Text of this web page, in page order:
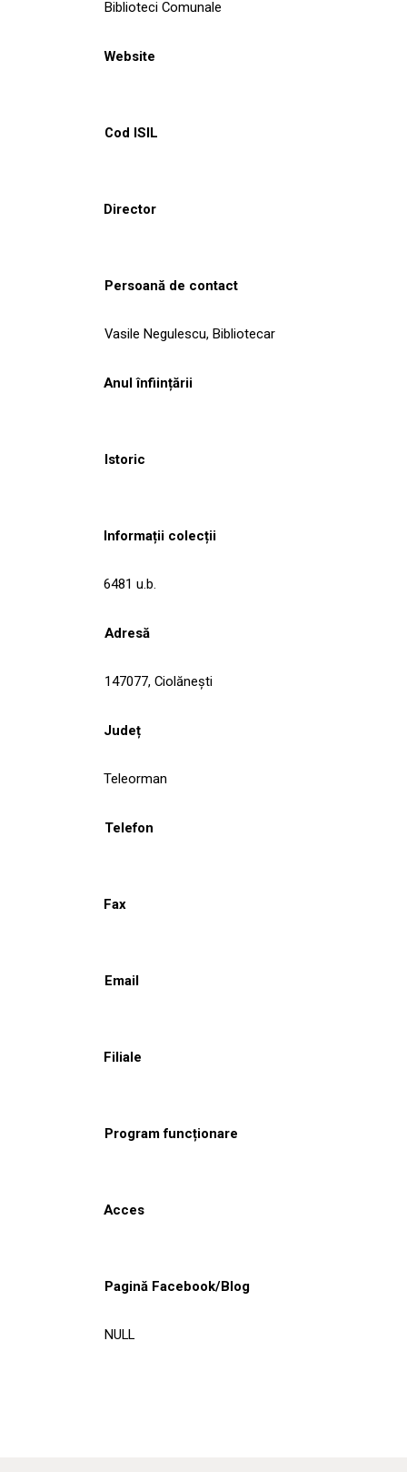
Biblioteci Comunale
Website
Cod ISIL
Director
Persoană de contact
Vasile Negulescu, Bibliotecar
Anul înființării
Istoric
Informații colecții
6481 u.b.
Adresă
147077, Ciolăneşti
Județ
Teleorman
Telefon
Fax
Email
Filiale
Program funcționare
Acces
Pagină Facebook/Blog
NULL